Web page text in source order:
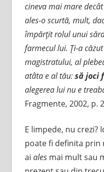
cineva mai mare
ales-o scurtă, mult,
împărţit rolul unui
farmecul lui. Ţi-a
magistratului, al
atâta e al tău:să joci
alegerea lui nu e
Fragmente, 2002, p.
E limpede, nu crezi?
poate fi definita prin
ai alesmai mult sau